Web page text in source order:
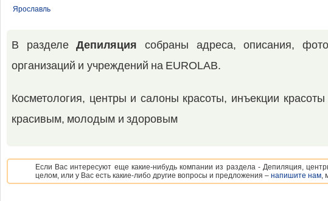
Ярославль
В разделеДепиляция собраны адреса, описания,
организаций и учреждений на EUROLAB.
Косметология, центры и салоны красоты, инъекции
красивым, молодым и здоровым
Если Вас интересуют еще какие-нибудь компании из раздела - Депиляция,
целом, или у Вас есть какие-либо другие вопросы и предложения – напишите нам,